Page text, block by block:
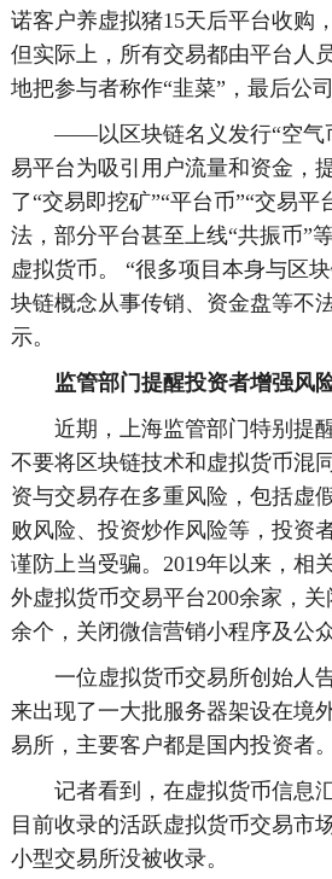
诺客户养虚拟猪15天后平台收购
但实际上，所有交易都由平台人
地把参与者称作“韭菜”，最后公
——以区块链名义发行“空气币
易平台为吸引用户流量和资金，
了“交易即挖矿”“平台币”“交易平
法，部分平台甚至上线“共振币”
虚拟货币。 “很多项目本身与区
块链概念从事传销、资金盘等不
示。
监管部门提醒投资者增强风
近期，上海监管部门特别提醒
不要将区块链技术和虚拟货币混
资与交易存在多重风险，包括虚
败风险、投资炒作风险等，投资
谨防上当受骗。2019年以来，相
外虚拟货币交易平台200余家，
余个，关闭微信营销小程序及公众
一位虚拟货币交易所创始人告
来出现了一大批服务器架设在境
易所，主要客户都是国内投资者
记者看到，在虚拟货币信息汇
目前收录的活跃虚拟货币交易市
小型交易所没被收录。